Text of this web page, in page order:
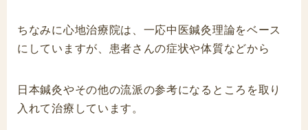
ちなみに心地治療院は、一応中医鍼灸理論をベース
にしていますが、患者さんの症状や体質などから
日本鍼灸やその他の流派の参考になるところを取り
入れて治療しています。